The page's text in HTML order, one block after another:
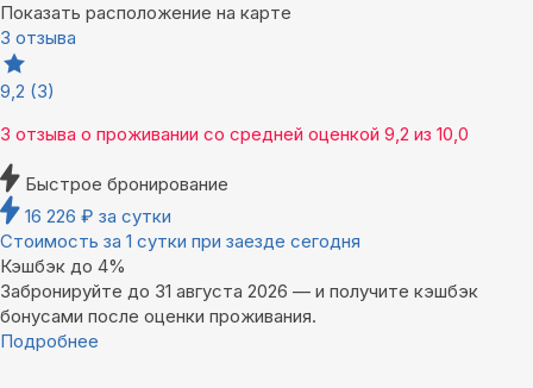
Показать расположение на карте
3 отзыва
9,2 (3)
3 отзыва о проживании со средней оценкой 9,2 из 10,0
Быстрое бронирование
16 226 ₽ за сутки
Стоимость за 1 сутки при заезде сегодня
Кэшбэк до 4%
Забронируйте до 31 августа 2026 — и получите кэшбэк
бонусами после оценки проживания.
Подробнее